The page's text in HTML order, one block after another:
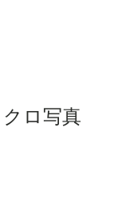
ロ写真